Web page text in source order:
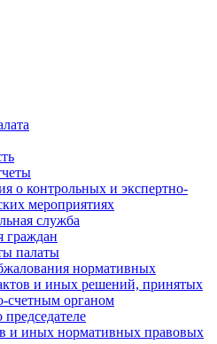
о контрольных и экспертно-
мероприятиях
служба
граждан
палаты
нормативных
и иных решений, принятых
счетным органом
и иных нормативных правовых